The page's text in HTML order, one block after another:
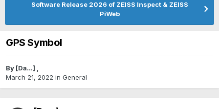
Software Release 2026 of ZEISS Inspect & ZEISS
PiWeb
GPS Symbol
By [Da...] ,
March 21, 2022 in General